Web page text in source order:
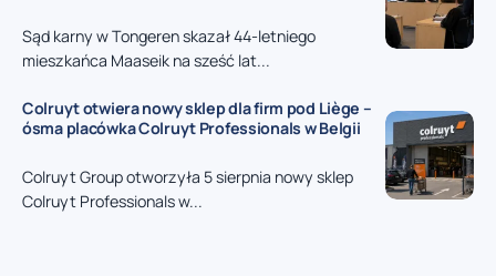
Sąd karny w Tongeren skazał 44-letniego
mieszkańca Maaseik na sześć lat...
Colruyt otwiera nowy sklep dla firm pod Liège –
ósma placówka Colruyt Professionals w Belgii
Colruyt Group otworzyła 5 sierpnia nowy sklep
Colruyt Professionals w...